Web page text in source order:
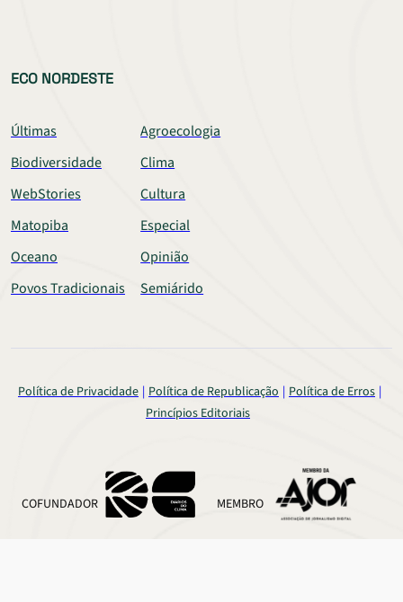
ECO NORDESTE
Últimas
Agroecologia
Biodiversidade
Clima
WebStories
Cultura
Matopiba
Especial
Oceano
Opinião
Povos Tradicionais
Semiárido
Política de Privacidade Política de Republicação Política de Erros
Princípios Editoriais
COFUNDADOR MEMBRO